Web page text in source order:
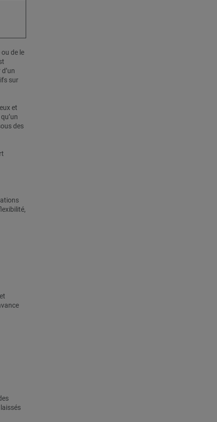
de le
sur
et
des